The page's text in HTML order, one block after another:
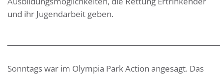
und ihr Jugendarbeit geben.
Sonntags war im Olympia Park Action angesagt. Das